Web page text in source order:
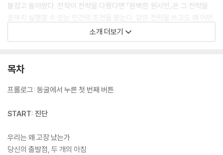
붙잡고 돌아왔다. 전작이 전략을 다뤘다면 『완벽한 원시인』은 그 전략을
끝까지 실행할 수 있는 인간의 조건을 묻는다. 같은 전략을 쓰고도 왜 어떤
사람은 끝까지 가고, 어떤 사람은 중간에 무너지는가. 그 질문에 답하기 위
해 저자는 ‘원시인’을 소환했다. AI는 세상을 빠르게 바꾸고 있지만, 그 변
한다. 이 시기의 가장 큰 위협은 실직이나 기술 격차가 아니다. 가장 먼저
이 아니라 10만 년 전 설계된 뇌가 지금의 환경과 어긋난 채 작동하고 있기
기본값을 다시 켜는 일이다. 『완벽한 원시인』은 구석기의 뇌로 첨단의 시
대를 돌파해야 하는 당신을 위한, 가장 과학적이고도 본능적인 ‘인체 복구
소개 더보기
목차
프롤로그: 동굴에서 누른 첫 번째 버튼
START: 진단
우리는 왜 고장 났는가
당신의 출발점, 두 개의 아침